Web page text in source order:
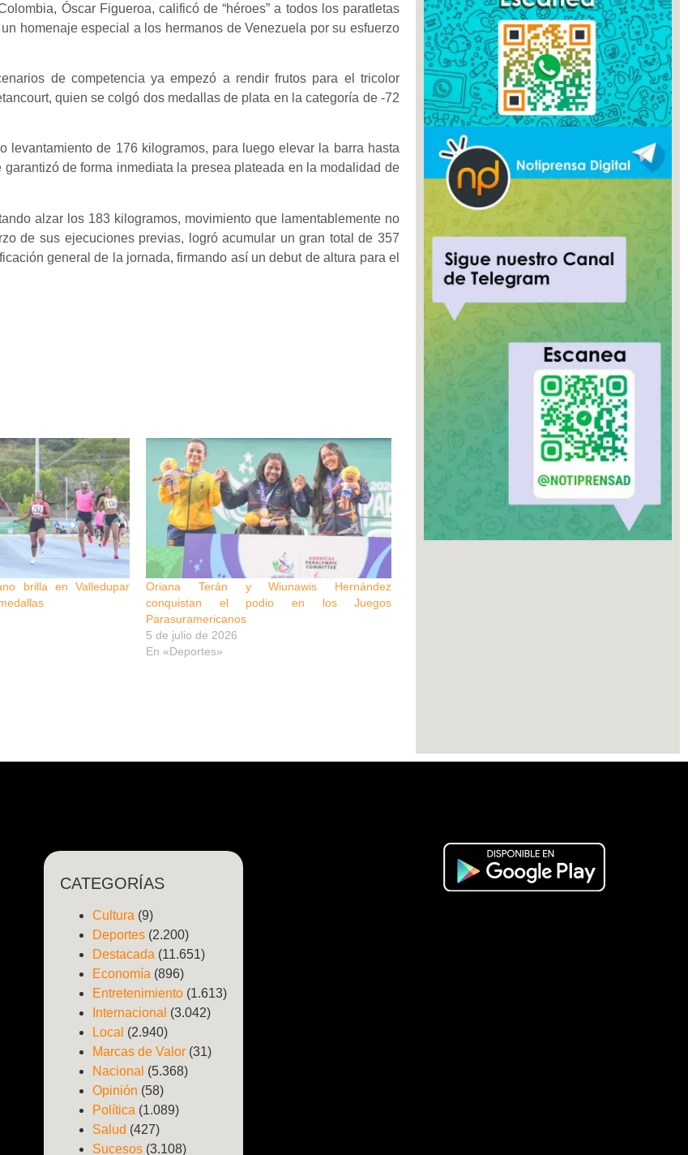
Óscar Figueroa, calificó de “héroes” a todos los paratletas
homenaje especial a los hermanos de Venezuela por su esfuerzo
de competencia ya empezó a rendir frutos para el tricolor
quien se colgó dos medallas de plata en la categoría de -72
de 176 kilogramos, para luego elevar la barra hasta
de forma inmediata la presea plateada en la modalidad de
alzar los 183 kilogramos, movimiento que lamentablemente no
de sus ejecuciones previas, logró acumular un gran total de 357
general de la jornada, firmando así un debut de altura para el
brilla en Valledupar
Oriana Terán y Wiunawis Hernández
conquistan el podio en los Juegos
Parasuramericanos
5 de julio de 2026
En «Deportes»
CATEGORÍAS
Cultura (9)
Deportes(2.200)
Destacada (11.651)
Economía (896)
Entretenimiento(1.613)
Internacional (3.042)
Local (2.940)
Marcas de Valor(31)
Nacional (5.368)
Opinión (58)
Política (1.089)
Salud (427)
Sucesos(3.108)